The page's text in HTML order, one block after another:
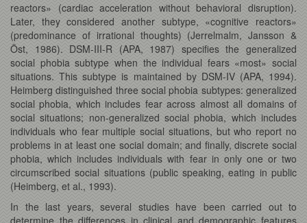
reactors» (cardiac acceleration without behavioral disruption).
Later, they considered another subtype, «cognitive reactors»
(predominance of irrational thoughts) (Jerrelmalm, Jansson &
Öst, 1986). DSM-III-R (APA, 1987) specifies the generalized
social phobia subtype when the individual fears «most» social
situations. This subtype is maintained by DSM-IV (APA, 1994).
Heimberg distinguished three social phobia subtypes: generalized
social phobia, which includes fear across almost all domains of
social situations; non-generalized social phobia, which includes
individuals who fear multiple social situations, but who report no
problems in at least one social domain; and finally, discrete social
phobia, which includes individuals with fear in only one or two
circumscribed social situations (public speaking, eating in public
(Heimberg, et al., 1993).
In the last years, several studies have been carried out to
determine the differences in clinical and demographic features